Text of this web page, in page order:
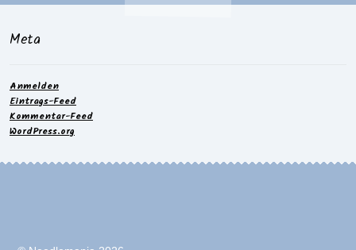
Meta
Anmelden
Eintrags-Feed
Kommentar-Feed
WordPress.org